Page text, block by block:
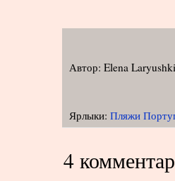
Автор: Elena
Ярлыки: Пляжи
4